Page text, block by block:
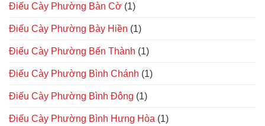
Điếu Cày Phường Bàn Cờ (1)
Điếu Cày Phường Bày Hiền (1)
Điếu Cày Phường Bến Thành (1)
Điếu Cày Phường Bình Chánh (1)
Điếu Cày Phường Bình Đông (1)
Điếu Cày Phường Bình Hưng Hòa (1)